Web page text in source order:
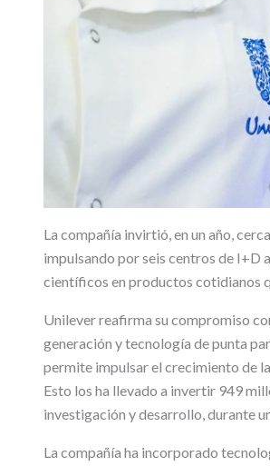
La compañía invirtió, en un año,
impulsando por seis centros de I+D
científicos en productos cotidianos
Unilever reafirma su compromiso
generación y tecnología de punta
permite impulsar el crecimiento de
Esto los ha llevado a invertir 949
investigación y desarrollo, durante
La compañía ha incorporado